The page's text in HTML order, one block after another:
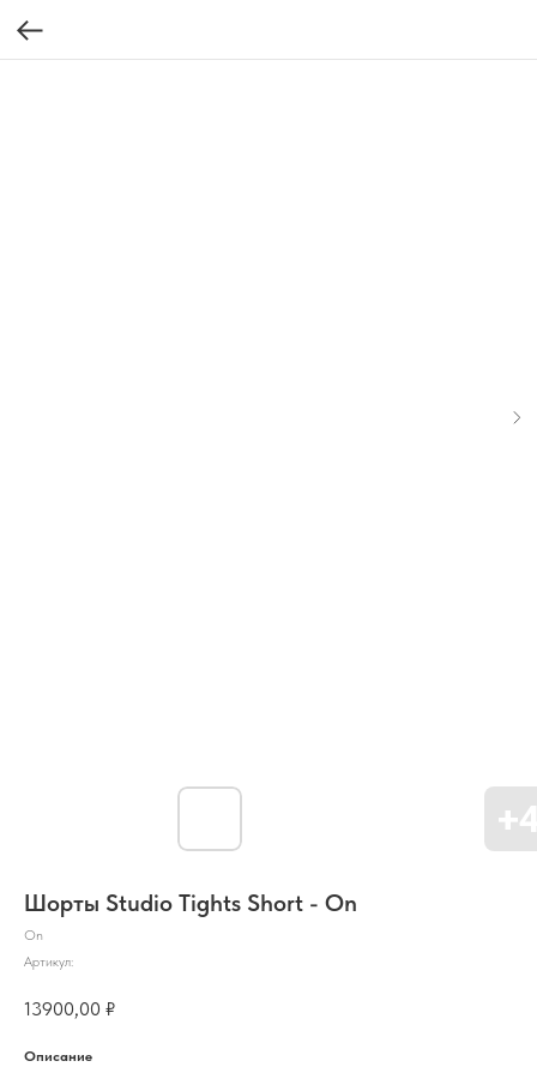
Шорты Studio Tights Short - On
On
Артикул:
13900,00 ₽
Описание